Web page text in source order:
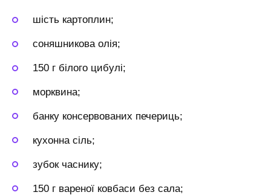
шість картоплин;
соняшникова олія;
150 г білого цибулі;
морквина;
банку консервованих печериць;
кухонна сіль;
зубок часнику;
150 г вареної ковбаси без сала;